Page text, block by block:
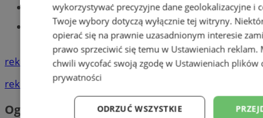
Tworzenie stron www - Tychy
Znajdź pracę - codziennie nowe
ogłoszenia
reklama
reklama
Ogłoszenia
wykorzystywać precyzyjne dane geolokalizacyjne i
Twoje wybory dotyczą wyłącznie tej witryny.
opierać się na prawnie uzasadnionym interesie
prawo sprzeciwić się temu w Ustawieniach reklam.
chwili wycofać swoją zgodę w Ustawieniach plików
prywatności
ODRZUĆ WSZYSTKIE